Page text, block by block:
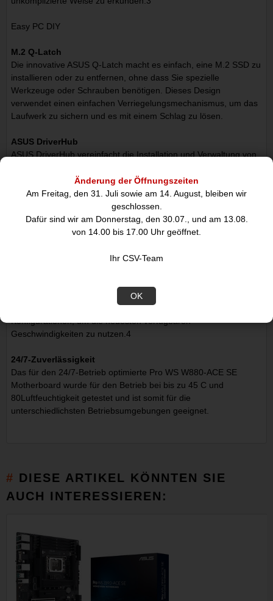
Änderung der Öffnungszeiten
Am Freitag, den 31. Juli sowie am 14. August, bleiben wir
geschlossen.
Dafür sind wir am Donnerstag, den 30.07., und am 13.08.
von 14.00 bis 17.00 Uhr geöffnet.
Ihr CSV-Team
OK
Easy PC DIY
M.2 Q-Latch
Die innovative ASUS Q-Latch macht es einfach, eine M.2 SSD zu
installieren oder zu entfernen, ohne dass Sie spezielle
Werkzeuge oder Schrauben benötigen. Dieses Design
verwendet einen einfachen Verriegelungsmechanismus, um das
Laufwerk zu sichern und es mit einem Schlag zu lösen.
ASUS DriverHub
ASUS DriverHub vereinfacht die Installation und Verwaltung von
immer auf dem neuesten Stand ist und optimal funktioniert.
Diese eigenständige Anwendung erkennt automatisch die
aktuellen Treiberversionen und zeigt die verfügbaren Updates in
einer Listenansicht an. Benutzer werden aufgefordert, ASUS
DriverHub nach der Betriebssysteminstallation zu installieren.
Vier Onboard-M.2-Steckplätze
schnellsten Datenübertragungen von bis zu 128 Gbit/s zu
ermöglichen. Alle M.2-Steckplätze unterstützen NVMe RAID-
Konfigurationen, um die neuesten verfügbaren
Geschwindigkeiten zu nutzen.4
24/7-Zuverlässigkeit
Das für den 24/7-Betrieb optimierte Pro WS W880-ACE SE
Motherboard wurde für den Betrieb bei bis zu 45 C und
80Luftfeuchtigkeit getestet und ist somit für die
unterschiedlichsten Betriebsumgebungen geeignet.
DIESE ARTIKEL KÖNNTEN SIE
AUCH INTERESSIEREN: